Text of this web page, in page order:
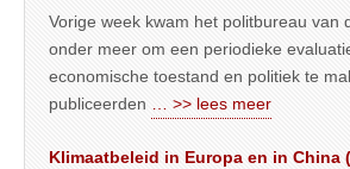
Vorige week kwam het politbureau van
onder meer om een periodieke
economische toestand en politiek te
publiceerden … >> lees meer
Klimaatbeleid in Europa en in China